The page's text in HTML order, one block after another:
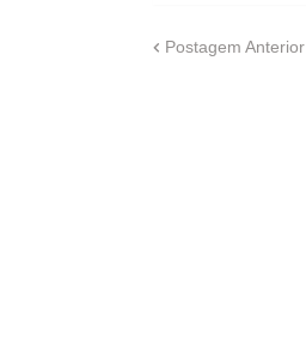
Postagem Anterior